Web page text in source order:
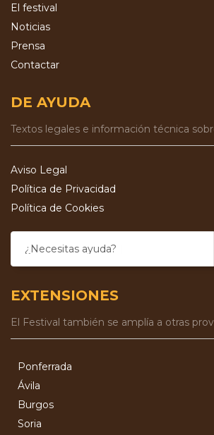
El festival
Noticias
Prensa
Contactar
DE AYUDA
Textos legales e información técnica
Aviso Legal
Política de Privacidad
Política de Cookies
¿Necesitas ayuda?
EXTENSIONES
El Festival también se amplía a otras
Ponferrada
Ávila
Burgos
Soria